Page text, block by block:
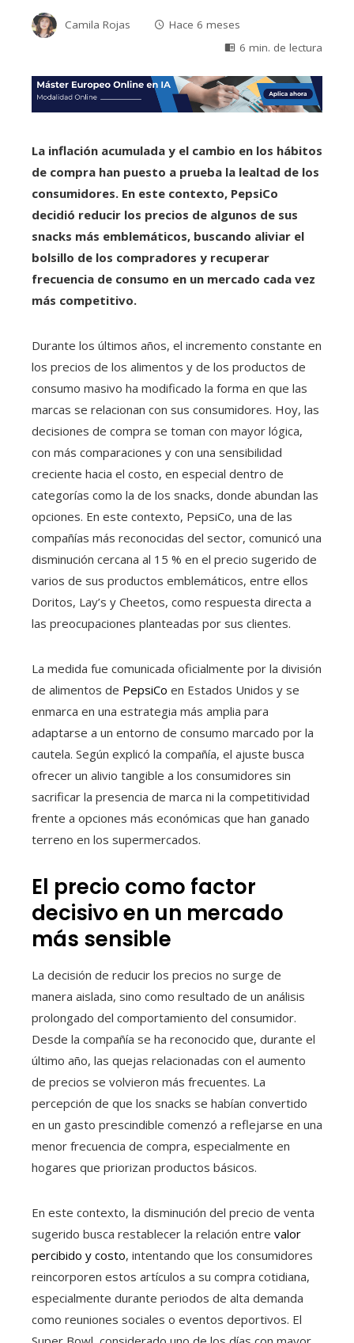
Camila Rojas
Hace 6 meses
6 min. de lectura
La inflación acumulada y el cambio en los hábitos
de compra han puesto a prueba la lealtad de los
consumidores. En este contexto, PepsiCo
decidió reducir los precios de algunos de sus
snacks más emblemáticos, buscando aliviar el
bolsillo de los compradores y recuperar
frecuencia de consumo en un mercado cada vez
más competitivo.
Durante los últimos años, el incremento constante en
los precios de los alimentos y de los productos de
consumo masivo ha modificado la forma en que las
marcas se relacionan con sus consumidores. Hoy, las
decisiones de compra se toman con mayor lógica,
con más comparaciones y con una sensibilidad
creciente hacia el costo, en especial dentro de
categorías como la de los snacks, donde abundan las
opciones. En este contexto, PepsiCo, una de las
compañías más reconocidas del sector, comunicó una
disminución cercana al 15 % en el precio sugerido de
varios de sus productos emblemáticos, entre ellos
Doritos, Lay’s y Cheetos, como respuesta directa a
las preocupaciones planteadas por sus clientes.
La medida fue comunicada oficialmente por la división
de alimentos de PepsiCo en Estados Unidos y se
enmarca en una estrategia más amplia para
adaptarse a un entorno de consumo marcado por la
cautela. Según explicó la compañía, el ajuste busca
ofrecer un alivio tangible a los consumidores sin
sacrificar la presencia de marca ni la competitividad
frente a opciones más económicas que han ganado
terreno en los supermercados.
El precio como factor
decisivo en un mercado
más sensible
La decisión de reducir los precios no surge de
manera aislada, sino como resultado de un análisis
prolongado del comportamiento del consumidor.
Desde la compañía se ha reconocido que, durante el
último año, las quejas relacionadas con el aumento
de precios se volvieron más frecuentes. La
percepción de que los snacks se habían convertido
en un gasto prescindible comenzó a reflejarse en una
menor frecuencia de compra, especialmente en
hogares que priorizan productos básicos.
En este contexto, la disminución del precio de venta
sugerido busca restablecer la relación entre valor
percibido y costo, intentando que los consumidores
reincorporen estos artículos a su compra cotidiana,
especialmente durante periodos de alta demanda
como reuniones sociales o eventos deportivos. El